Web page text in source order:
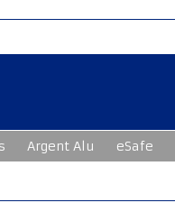
Argent Alu eSafe